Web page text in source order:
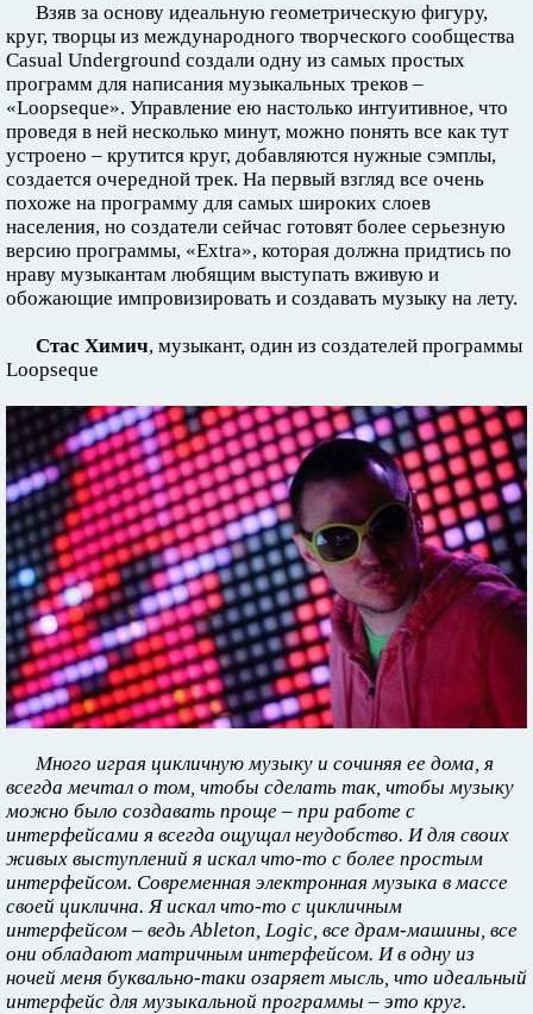
Взяв за основу идеальную геометрическую фигуру,
круг, творцы из международного творческого сообщества
Casual Underground создали одну из самых простых
программ для написания музыкальных треков –
«Loopseque». Управление ею настолько интуитивное, что
проведя в ней несколько минут, можно понять все как тут
устроено – крутится круг, добавляются нужные сэмплы,
создается очередной трек. На первый взгляд все очень
похоже на программу для самых широких слоев
населения, но создатели сейчас готовят более серьезную
версию программы, «Extra», которая должна придтись по
нраву музыкантам любящим выступать вживую и
обожающие импровизировать и создавать музыку на лету.
Стас Химич, музыкант, один из создателей программы
Loopseque
Много играя цикличную музыку и сочиняя ее дома, я
всегда мечтал о том, чтобы сделать так, чтобы музыку
можно было создавать проще – при работе с
интерфейсами я всегда ощущал неудобство. И для своих
живых выступлений я искал что-то с более простым
интерфейсом. Современная электронная музыка в массе
своей циклична. Я искал что-то с цикличным
интерфейсом – ведь Ableton, Logic, все драм-машины, все
они обладают матричным интерфейсом. И в одну из
ночей меня буквально-таки озаряет мысль, что идеальный
интерфейс для музыкальной программы – это круг.